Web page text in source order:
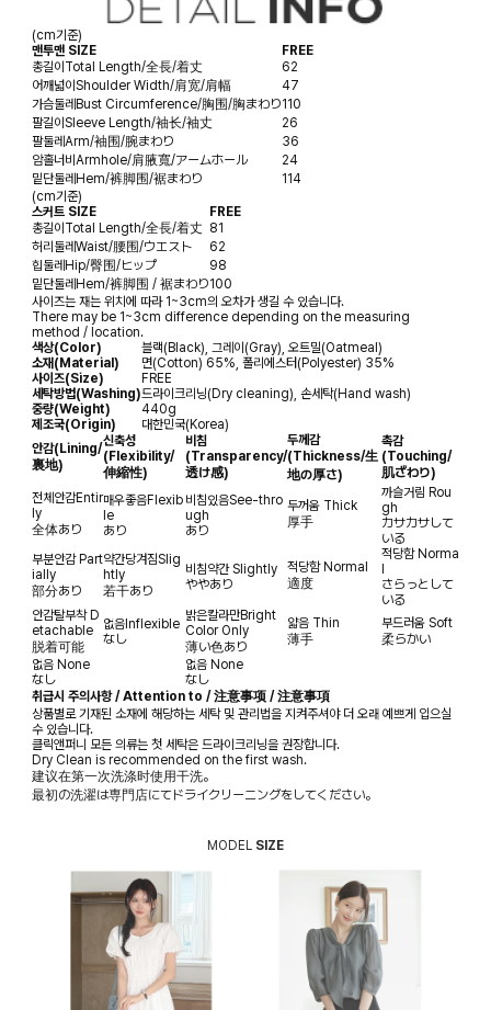
(cm기준)
맨투맨 SIZE
FREE
총길이Total Length/全長/着丈
62
어깨넓이Shoulder Width/肩宽/肩幅
47
가슴둘레Bust Circumference/胸围/胸まわり110
팔길이Sleeve Length/袖长/袖丈
26
팔둘레Arm/袖围/腕まわり
36
암홀너비Armhole/肩腋寬/アームホール
24
밑단둘레Hem/裤脚围/裾まわり
114
(cm기준)
스커트 SIZE
FREE
총길이Total Length/全長/着丈 81
허리둘레Waist/腰围/ウエスト
62
힙둘레Hip/臀围/ヒップ
98
밑단둘레Hem/裤脚围 / 裾まわり100
사이즈는 재는 위치에 따라 1~3cm의 오차가 생길 수 있습니다.
There may be 1~3cm difference depending on the measuring
method / location.
색상(Color)
블랙(Black), 그레이(Gray), 오트밀(Oatmeal)
소재(Material)
면(Cotton) 65%, 폴리에스터(Polyester) 35%
사이즈(Size)
FREE
세탁방법(Washing)드라이크리닝(Dry cleaning), 손세탁(Hand wash)
중량(Weight)
440g
제조국(Origin)
대한민국(Korea)
안감(Lining/
裏地)
신축성
(Flexibility/
伸縮性)
비침
(Transparency/
透け感)
두께감
(Thickness/生
地の厚さ)
촉감
(Touching/
肌ざわり)
전체안감Entir
ly
全体あり
매우좋음Flexib
le
あり
비침있음See-thro
ugh
あり
두꺼움 Thick
厚手
까슬거림 Rou
gh
カサカサして
いる
부분안감 Part
ially
部分あり
약간당겨짐Slig
htly
若干あり
비침약간Slightly
ややあり
적당함 Normal
適度
적당함 Norma
l
さらっとして
いる
안감탈부착 D
etachable
脱着可能
없음Inflexible
なし
밝은칼라만Bright
Color Only
薄い色あり
얇음 Thin
薄手
부드러움 Soft
柔らかい
없음 None
なし
없음 None
なし
취급시 주의사항 / Attention to / 注意事项 / 注意事項
상품별로 기재된 소재에 해당하는 세탁 및 관리법을 지켜주셔야 더 오래 예쁘게 입으실
수 있습니다.
클릭앤퍼니 모든 의류는 첫 세탁은 드라이크리닝을 권장합니다.
Dry Clean is recommended on the first wash.
建议在第一次洗涤时使用干洗。
最初の洗濯は専門店にてドライクリーニングをしてください。
MODEL SIZE